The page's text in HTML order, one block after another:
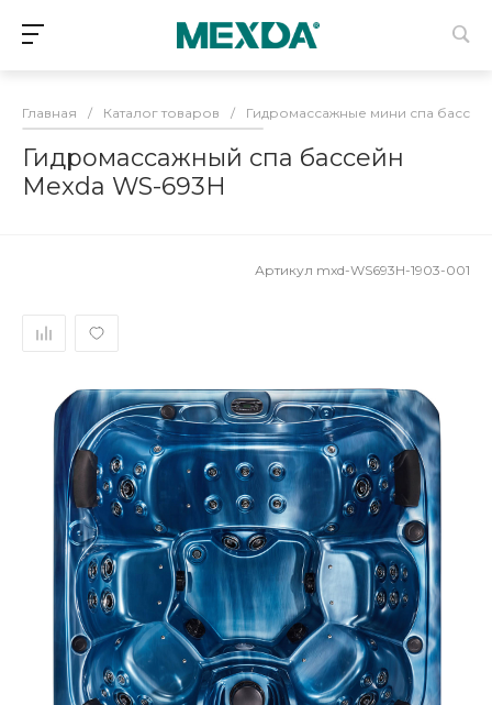
Главная / Каталог товаров / Гидромассажные мини спа
Гидромассажный спа бассейн
Mexda WS-693H
Артикул mxd-WS693H-1903-001